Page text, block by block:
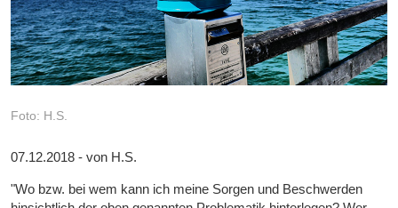
Foto: H.S.
07.12.2018 - von H.S.
"Wo bzw. bei wem kann ich meine Sorgen und Beschwerden